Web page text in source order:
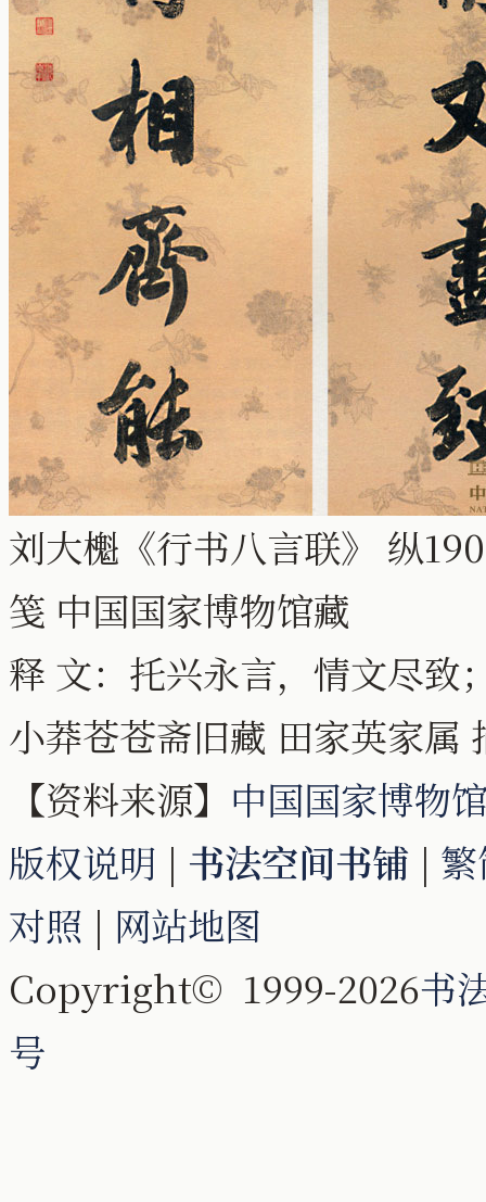
刘大櫆《行书八言联》 纵
笺 中国国家博物馆藏
释 文：托兴永言，情文尽
小莽苍苍斋旧藏 田家英家属
【资料来源】 中国国家博物
版权说明 | 书法空间书铺 |
对照 | 网站地图
Copyright© 1999-2026书
号